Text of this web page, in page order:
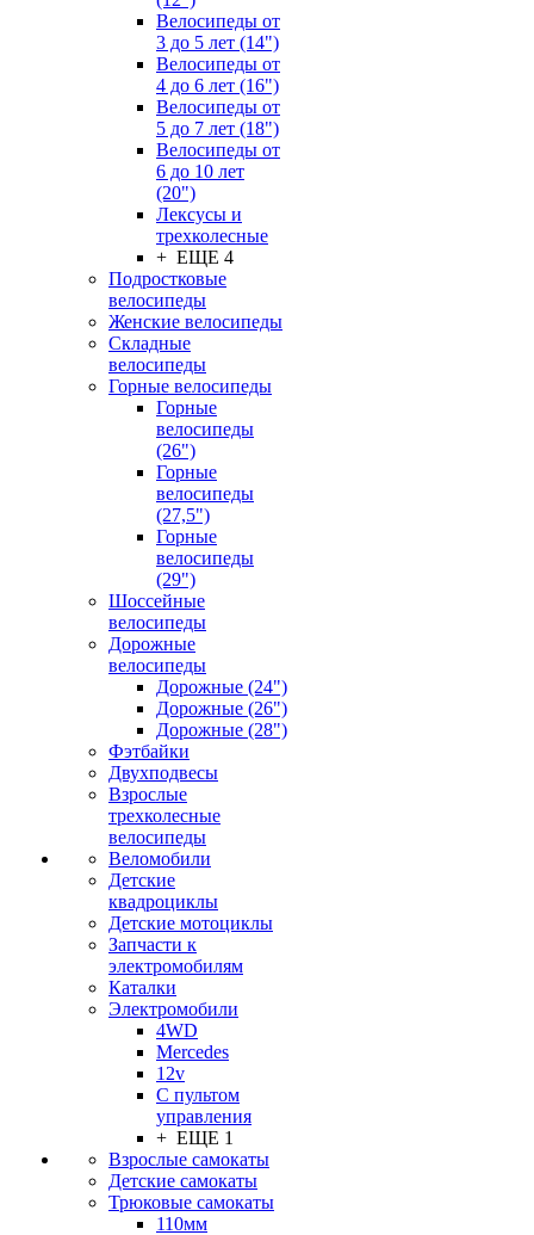
Велосипеды от
3 до 5 лет (14")
Велосипеды от
4 до 6 лет (16")
Велосипеды от
5 до 7 лет (18")
Велосипеды от
6 до 10 лет
(20")
Лексусы и
трехколесные
+ ЕЩЕ 4
Подростковые
велосипеды
Женские велосипеды
Складные
велосипеды
Горные велосипеды
Горные
велосипеды
(26")
Горные
велосипеды
(27,5")
Горные
велосипеды
(29")
Шоссейные
велосипеды
Дорожные
велосипеды
Дорожные (24")
Дорожные (26")
Дорожные (28")
Фэтбайки
Двухподвесы
Взрослые
трехколесные
велосипеды
Веломобили
Детские
квадроциклы
Детские мотоциклы
Запчасти к
электромобилям
Каталки
Электромобили
4WD
Mercedes
12v
С пультом
управления
+ ЕЩЕ 1
Взрослые самокаты
Детские самокаты
Трюковые самокаты
110мм